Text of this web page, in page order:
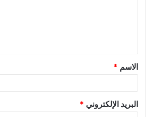
الاسم *
البريد الإلكتروني *